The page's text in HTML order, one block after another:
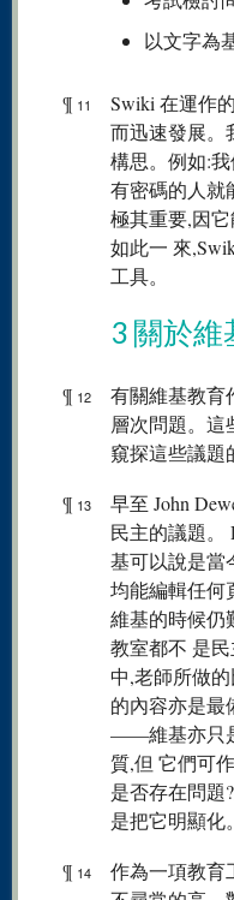
以文字為
¶ 11
Swiki 在運作
而迅速發展。
構思。例如:
有密碼的人就
極其重要,因
如此一 來
工具。
3 關於
¶ 12
有關維基教育
層次問題。這
窺探這些議題
¶ 13
早至 John
民主的議題。
基可以說是當
均能編輯任何
維基的時候仍
教室都不 是
中,老師所做
的內容亦是最
——維基亦只
質,但 它們可
是否存在問題
是把它明顯化。
¶ 14
作為一項教育